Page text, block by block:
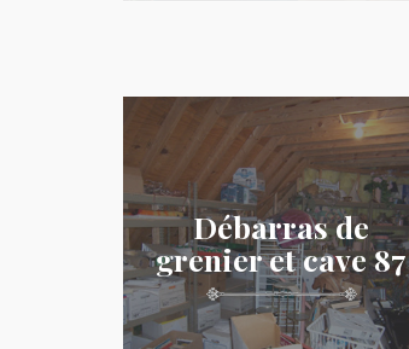
Débarras de
grenier et cave 87